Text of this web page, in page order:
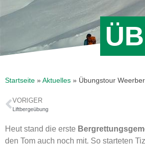
Startseite » Aktuelles » Übungstour
VORIGER
Liftbergeübung
Heut stand die erste
den Tom auch noch mit. So starteten